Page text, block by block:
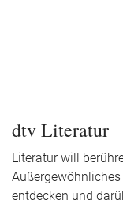
dtv Literatur
Literatur will
entdecken und